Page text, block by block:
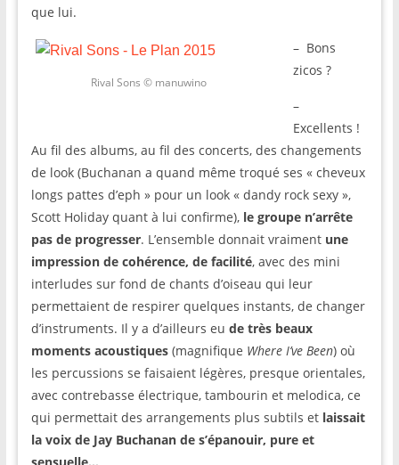
que lui.
Rival Sons © manuwino
– Bons
zicos ?
–
Excellents !
Au fil des albums, au fil des concerts, des changements
de look (Buchanan a quand même troqué ses « cheveux
longs pattes d’eph » pour un look « dandy rock sexy »,
Scott Holiday quant à lui confirme), le groupe n’arrête
pas de progresser. L’ensemble donnait vraiment une
impression de cohérence, de facilité, avec des mini
interludes sur fond de chants d’oiseau qui leur
permettaient de respirer quelques instants, de changer
d’instruments. Il y a d’ailleurs eu de très beaux
moments acoustiques(magnifique Where I’ve Been) où
les percussions se faisaient légères, presque orientales,
avec contrebasse électrique, tambourin et melodica, ce
qui permettait des arrangements plus subtils et laissait
la voix de Jay Buchanan de s’épanouir, pure et